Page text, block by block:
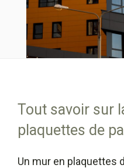
Tout savoir sur
plaquettes de
Un mur en plaquettes